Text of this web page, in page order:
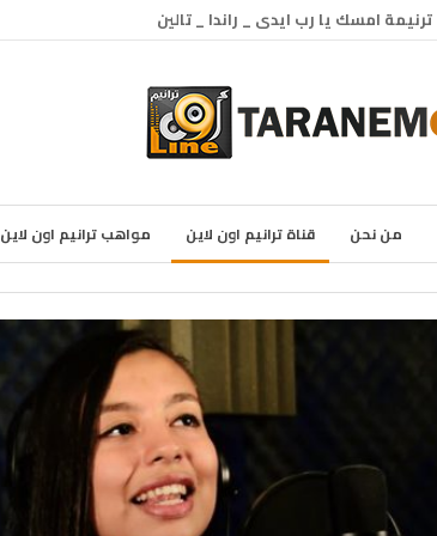
ترنيمة امسك يا رب ايدى _ راندا _ تالين
من نحن قناة ترانيم اون لاين مواهب ترانيم اون لاين